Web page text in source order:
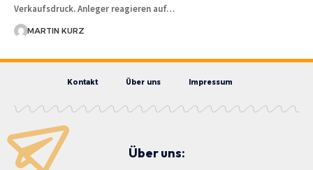
Verkaufsdruck. Anleger reagieren auf…
MARTIN KURZ
Kontakt Über uns Impressum
Über uns: